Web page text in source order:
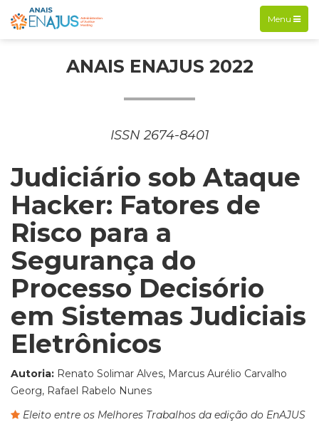
Exibir
navegação
Menu
ANAIS ENAJUS 2022
ISSN 2674-8401
Judiciário sob Ataque
Hacker: Fatores de
Risco para a
Segurança do
Processo Decisório
em Sistemas Judiciais
Eletrônicos
Autoria: Renato Solimar Alves, Marcus Aurélio Carvalho
Georg, Rafael Rabelo Nunes
Eleito entre os Melhores Trabalhos da edição do EnAJUS